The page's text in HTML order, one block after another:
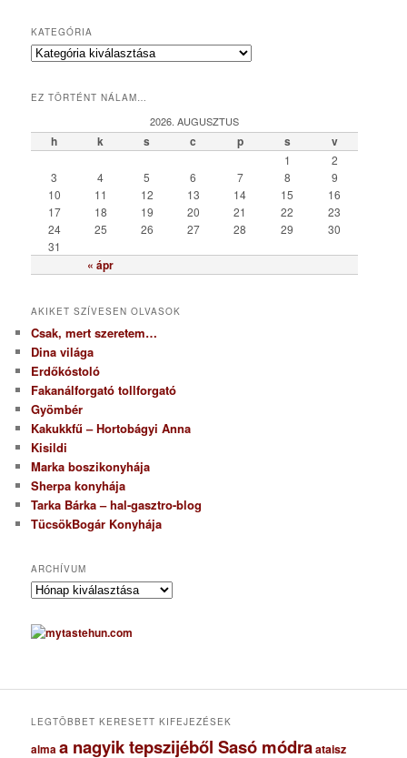
KATEGÓRIA
K
e
r
EZ TÖRTÉNT NÁLAM…
2026. AUGUSZTUS
h k s c p s v
« ápr
1
2
3
4 5 6 7 8
9
10
11 12 13 14 15
16
17
18 19 20 21 22
23
24
25 26 27 28 29
30
31
AKIKET SZÍVESEN OLVASOK
Csak, mert szeretem…
Dina világa
Erdőkóstoló
Fakanálforgató tollforgató
Gyömbér
Kakukkfű – Hortobágyi Anna
Kisildi
Marka boszikonyhája
Sherpa konyhája
Tarka Bárka – hal-gasztro-blog
TücsökBogár Konyhája
ARCHÍVUM
A
c
h
u
LEGTÖBBET KERESETT KIFEJEZÉSEK
almaa nagyik tepszijéből Sasó módraataisz